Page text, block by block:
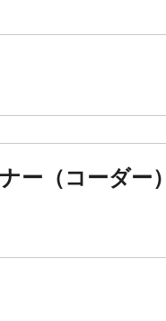
ー（コーダー